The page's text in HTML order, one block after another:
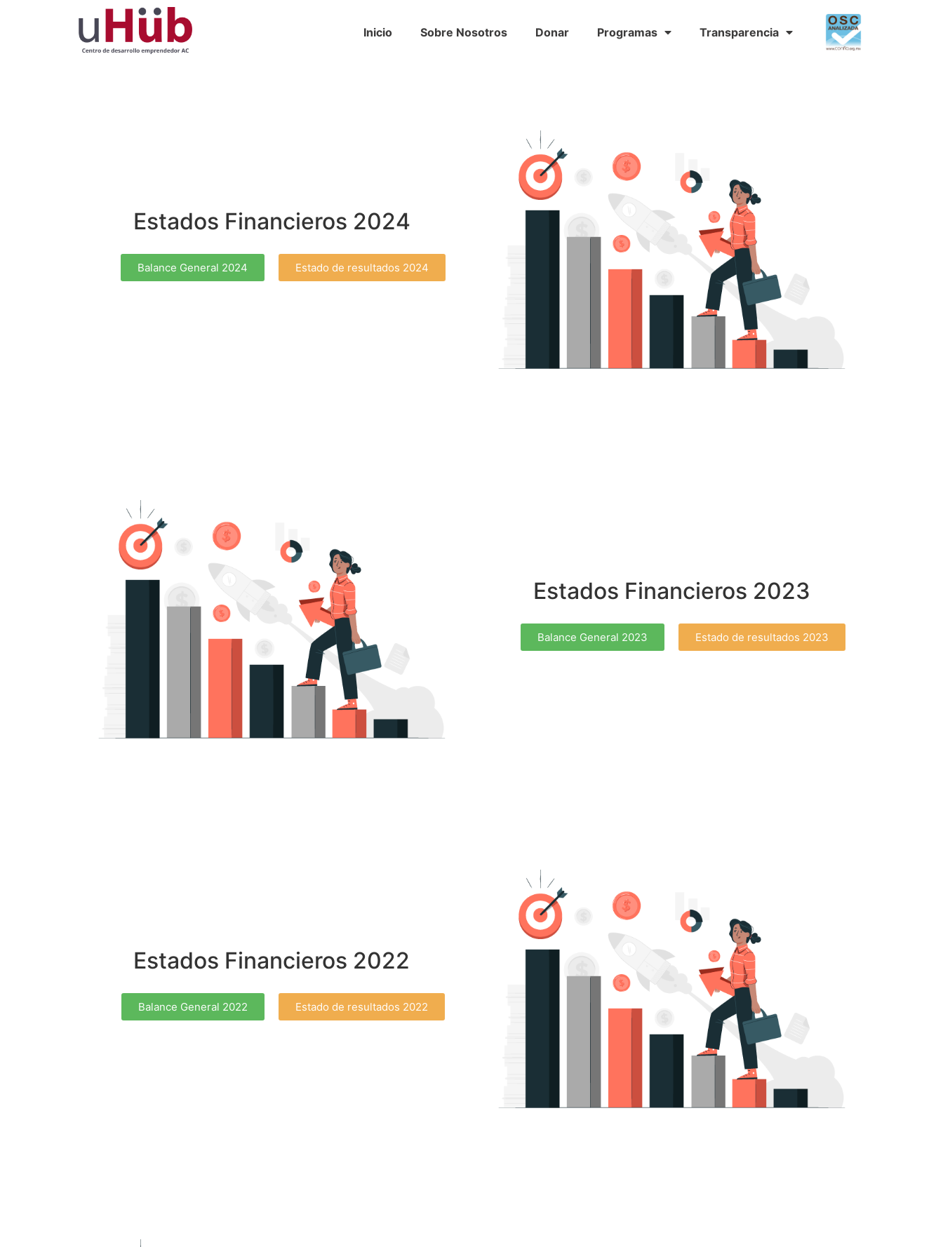
Inicio Sobre Nosotros Donar Programas Transparencia
Estados Financieros 2024
Balance General 2024 Estado de resultados 2024
Estados Financieros 2023
Balance General 2023 Estado de resultados 2023
Estados Financieros 2022
Balance General 2022 Estado de resultados 2022